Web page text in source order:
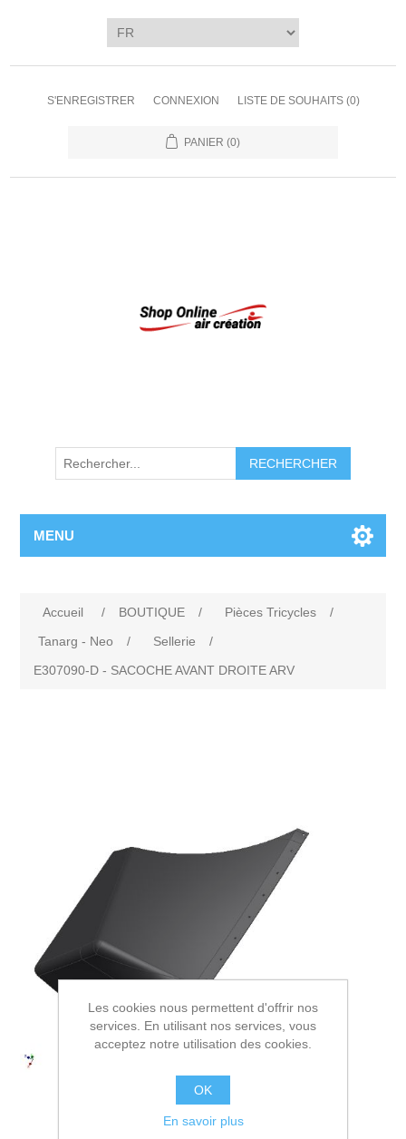
S'ENREGISTRER CONNEXION LISTE DE SOUHAITS (0)
PANIER (0)
RECHERCHER
MENU
Accueil / BOUTIQUE / Pièces Tricycles
/
Tanarg - Neo
/ Sellerie
/
E307090-D - SACOCHE AVANT DROITE ARV
Les cookies nous permettent d'offrir nos
services. En utilisant nos services, vous
acceptez notre utilisation des cookies.
OK
En savoir plus